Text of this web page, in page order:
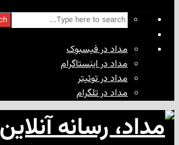
Search
مداد در فیسبوک
مداد در اینستاگرام
مداد در توئیتر
مداد در تلگرام